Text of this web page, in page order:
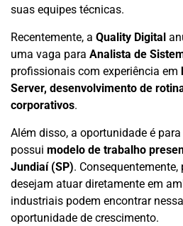
suas equipes técnicas.
Recentemente, a Quality Digital
uma vaga para Analista de
profissionais com experiência em
Server, desenvolvimento de
corporativos.
Além disso, a oportunidade é para
possui modelo de trabalho
Jundiaí (SP).
desejam atuar diretamente em
industriais podem encontrar
oportunidade de crescimento.